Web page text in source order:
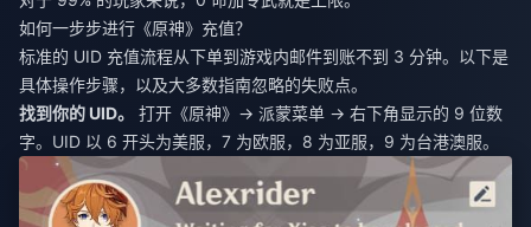
如何一步步进行《原神》充值？
标准的 UID 充值流程从下单到游戏内邮件到账不到 3 分钟。以下是
具体操作步骤，以及大多数指南忽略的失败点。
找到你的 UID。
打开《原神》→ 派蒙菜单 → 右下角显示的 9 位数
字。UID 以 6 开头为美服，7 为欧服，8 为亚服，9 为台港澳服。